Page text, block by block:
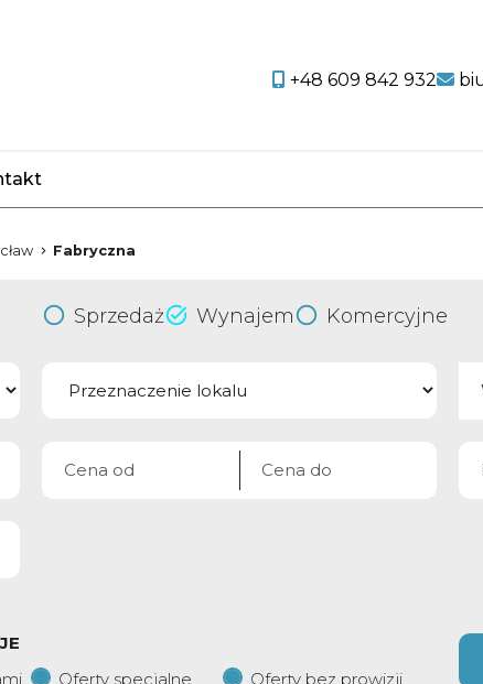
+48 609 842 932
Fabryczna
Sprzedaż Wynajem Komercyjne
Oferty specjalne Oferty bez prowizji